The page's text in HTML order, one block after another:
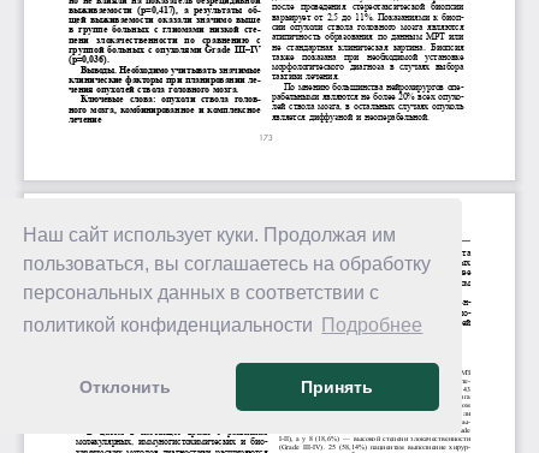
Наш сайт использует куки. Продолжая им
пользоваться, вы соглашаетесь на обработку
персональных данных в соответствии с
политикой конфиденциальности
Подробнее
Отклонить Принять